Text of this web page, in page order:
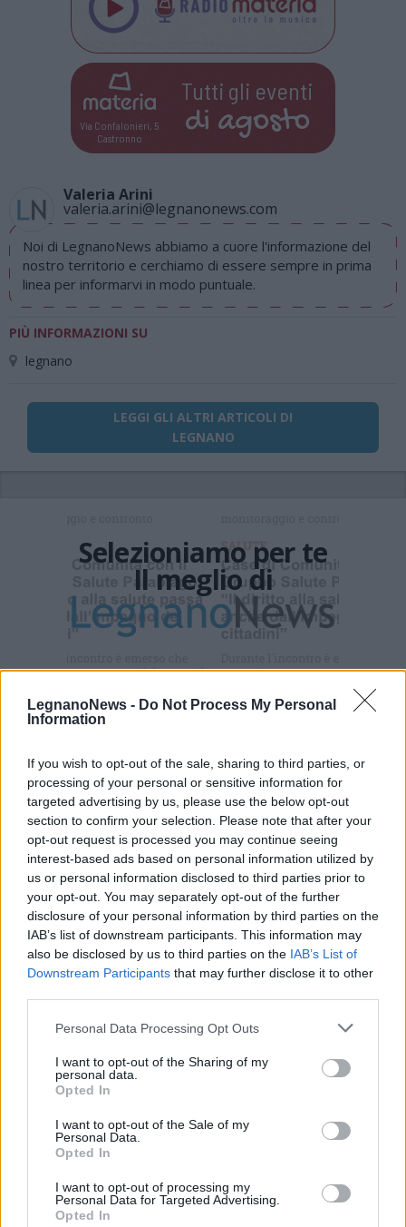
LegnanoNews - Do Not Process My Personal
Information
If you wish to opt-out of the sale, sharing to third parties, or
processing of your personal or sensitive information for
targeted advertising by us, please use the below opt-out
section to confirm your selection. Please note that after your
opt-out request is processed you may continue seeing
interest-based ads based on personal information utilized by
us or personal information disclosed to third parties prior to
your opt-out. You may separately opt-out of the further
disclosure of your personal information by third parties on the
IAB’s list of downstream participants. This information may
also be disclosed by us to third parties on the IAB’s List of
Downstream Participants that may further disclose it to other
Personal Data Processing Opt Outs
I want to opt-out of the Sharing of my
personal data.
Opted In
I want to opt-out of the Sale of my
Personal Data.
Opted In
I want to opt-out of processing my
Personal Data for Targeted Advertising.
Opted In
Via Confalonieri, 5
Castronno
Tutti gli eventi
di agosto
Valeria Arini
valeria.arini@legnanonews.com
Noi di LegnanoNews abbiamo a cuore l'informazione del
nostro territorio e cerchiamo di essere sempre in prima
linea per informarvi in modo puntuale.
PIÙ INFORMAZIONI SU
legnano
LEGGI GLI ALTRI ARTICOLI DI
LEGNANO
Selezioniamo per te
Il meglio di
Iscriviti alla
newsletter
Commenti
Accedioregistrati per commentare questo
articolo.
L'email è richiesta ma non verrà mostrata ai visitatori. Il contenuto di questo
commento esprime il pensiero dell'autore e non rappresenta la linea editoriale
di VareseNews.it, che rimane autonoma e indipendente. I messaggi inclusi nei
commenti non sono testi giornalistici, ma post inviati dai singoli lettori che
possono essere automaticamente pubblicati senza filtro preventivo. I commenti
che includano uno o più link a siti esterni verranno rimossi in automatico dal
sistema.